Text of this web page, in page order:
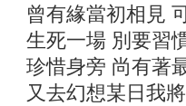
曾有緣當初相見
生死一場 別要習
珍惜身旁 尚有著
又去幻想某日我